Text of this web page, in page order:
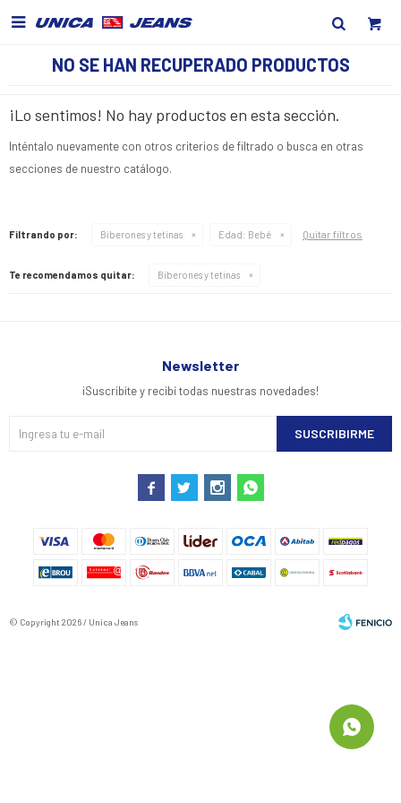

NO SE HAN RECUPERADO PRODUCTOS
¡Lo sentimos! No hay productos en esta sección.
Inténtalo nuevamente con otros criterios de filtrado o busca en otras
secciones de nuestro catálogo.
Filtrando por: Biberones y tetinas Edad: Bebé Quitar filtros
Te recomendamos quitar: Biberones y tetinas
Newsletter
¡Suscribite y recibí todas nuestras novedades!
SUSCRIBIRME
   
© Copyright 2026 / Unica Jeans
Fenicio